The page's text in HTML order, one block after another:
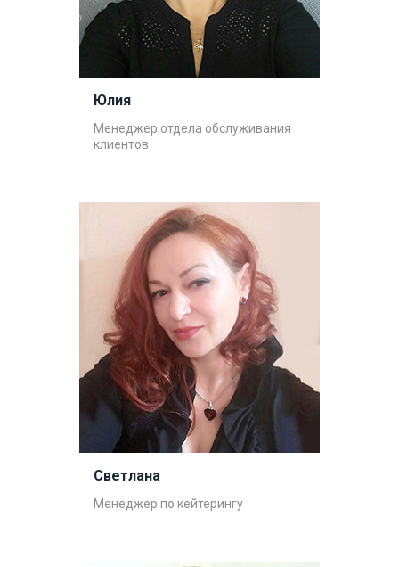
Юлия
Менеджер отдела обслуживания
клиентов
Светлана
Менеджер по кейтерингу